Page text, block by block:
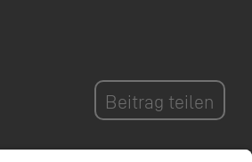
Beitrag teilen